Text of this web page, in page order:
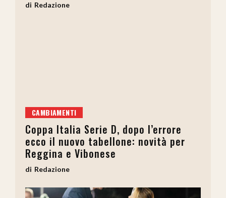
Redazione
CAMBIAMENTI
Coppa Italia Serie D, dopo l’errore
ecco il nuovo tabellone: novità per
Reggina e Vibonese
Redazione